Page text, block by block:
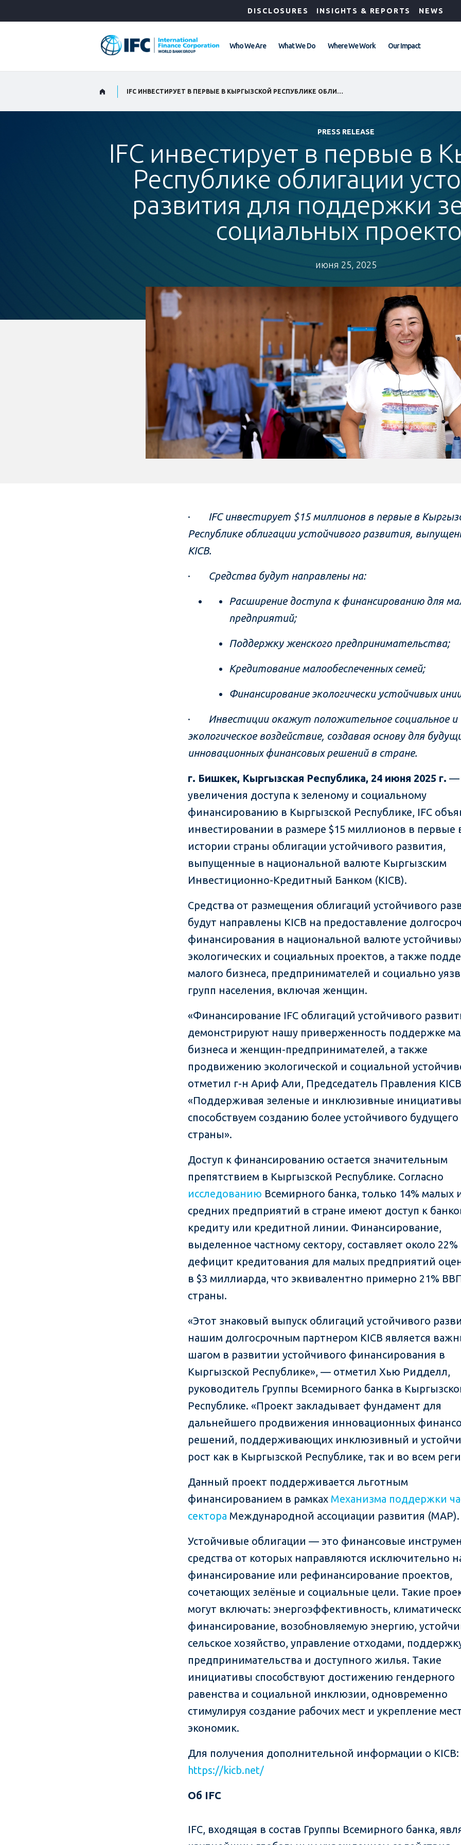
DISCLOSURES INSIGHTS & REPORTS NEWS
Who We Are What We Do Where We Work Our Impact
PRESS RELEASE
IFC инвестирует в первые в
Республике облигации
развития для поддержки
социальных
июня 25, 2025
· IFC инвестирует $15 миллионов в первые в
Республике облигации устойчивого развития,
KICB.
· Средства будут направлены на:
Расширение доступа к финансированию для
предприятий;
Поддержку женского предпринимательства;
Кредитование малообеспеченных семей;
Финансирование экологически устойчивых
· Инвестиции окажут положительное социальное и
экологическое воздействие, создавая основу для
инновационных финансовых решений в стране.
г. Бишкек, Кыргызская Республика, 24 июня 2025 г. —
увеличения доступа к зеленому и социальному
финансированию в Кыргызской Республике, IFC
инвестировании в размере $15 миллионов в первые
истории страны облигации устойчивого развития,
выпущенные в национальной валюте Кыргызским
Инвестиционно-Кредитный Банком (KICB).
Средства от размещения облигаций устойчивого
будут направлены KICB на предоставление
финансирования в национальной валюте
экологических и социальных проектов, а также
малого бизнеса, предпринимателей и социально
групп населения, включая женщин.
«Финансирование IFC облигаций устойчивого
демонстрируют нашу приверженность поддержке
бизнеса и женщин-предпринимателей, а также
продвижению экологической и социальной
отметил г-н Ариф Али, Председатель Правления
«Поддерживая зеленые и инклюзивные
способствуем созданию более устойчивого будущего
страны».
Доступ к финансированию остается значительным
препятствием в Кыргызской Республике. Согласно
исследованию Всемирного банка, только 14% малых
средних предприятий в стране имеют доступ к
кредиту или кредитной линии. Финансирование,
выделенное частному сектору, составляет около
дефицит кредитования для малых предприятий
в $3 миллиарда, что эквивалентно примерно 21%
страны.
«Этот знаковый выпуск облигаций устойчивого
нашим долгосрочным партнером KICB является
шагом в развитии устойчивого финансирования в
Кыргызской Республике», — отметил Хью Ридделл,
руководитель Группы Всемирного банка в
Республике. «Проект закладывает фундамент для
дальнейшего продвижения инновационных
решений, поддерживающих инклюзивный и
рост как в Кыргызской Республике, так и во всем
Данный проект поддерживается льготным
финансированием в рамках Механизма поддержки
сектора Международной ассоциации развития (МАР).
Устойчивые облигации — это финансовые
средства от которых направляются исключительно
финансирование или рефинансирование проектов,
сочетающих зелёные и социальные цели. Такие
могут включать: энергоэффективность,
финансирование, возобновляемую энергию,
сельское хозяйство, управление отходами,
предпринимательства и доступного жилья. Такие
инициативы способствуют достижению гендерного
равенства и социальной инклюзии, одновременно
стимулируя создание рабочих мест и укрепление
экономик.
Для получения дополнительной информации о KICB:
https://kicb.net/
Об IFC
IFC, входящая в состав Группы Всемирного банка,